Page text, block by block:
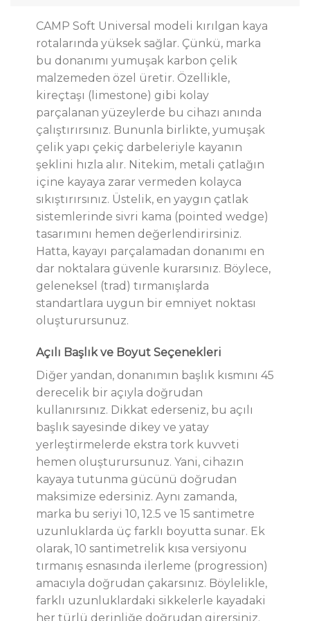
CAMP Soft Universal modeli kırılgan kaya
rotalarında yüksek sağlar. Çünkü, marka
bu donanımı yumuşak karbon çelik
malzemeden özel üretir. Özellikle,
kireçtaşı (limestone) gibi kolay
parçalanan yüzeylerde bu cihazı anında
çalıştırırsınız. Bununla birlikte, yumuşak
çelik yapı çekiç darbeleriyle kayanın
şeklini hızla alır. Nitekim, metali çatlağın
içine kayaya zarar vermeden kolayca
sıkıştırırsınız. Üstelik, en yaygın çatlak
sistemlerinde sivri kama (pointed wedge)
tasarımını hemen değerlendirirsiniz.
Hatta, kayayı parçalamadan donanımı en
dar noktalara güvenle kurarsınız. Böylece,
geleneksel (trad) tırmanışlarda
standartlara uygun bir emniyet noktası
oluşturursunuz.
Açılı Başlık ve Boyut Seçenekleri
Diğer yandan, donanımın başlık kısmını 45
derecelik bir açıyla doğrudan
kullanırsınız. Dikkat ederseniz, bu açılı
başlık sayesinde dikey ve yatay
yerleştirmelerde ekstra tork kuvveti
hemen oluşturursunuz. Yani, cihazın
kayaya tutunma gücünü doğrudan
maksimize edersiniz. Aynı zamanda,
marka bu seriyi 10, 12.5 ve 15 santimetre
uzunluklarda üç farklı boyutta sunar. Ek
olarak, 10 santimetrelik kısa versiyonu
tırmanış esnasında ilerleme (progression)
amacıyla doğrudan çakarsınız. Böylelikle,
farklı uzunluklardaki sikkelerle kayadaki
her türlü derinliğe doğrudan girersiniz.